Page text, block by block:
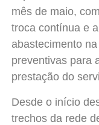
mês de maio,
troca contínua e
abastecimento
preventivas para
prestação do
Desde o início
trechos da rede